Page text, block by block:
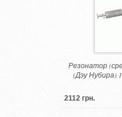
Резонатор
(Дэу Нубира)
2112 грн.